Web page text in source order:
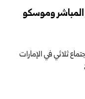
المباشر وموسكو